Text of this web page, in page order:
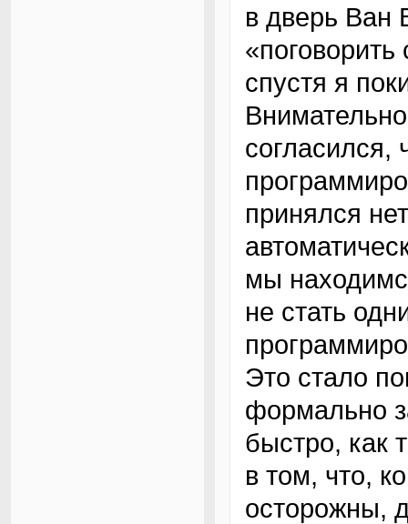
в дверь Ван
спустя я
согласился,
принялся
мы
не стать
Это стало
формально
быстро, как
в том, что,
осторожны,